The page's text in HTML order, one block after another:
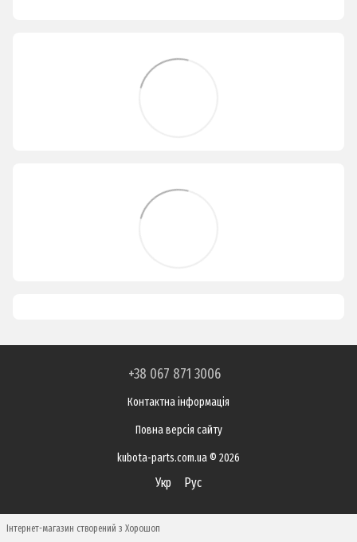
+38 067 871 3006
Контактна інформація
Повна версія сайту
kubota-parts.com.ua © 2026
Укр Рус
Інтернет-магазин створений з Хорошоп